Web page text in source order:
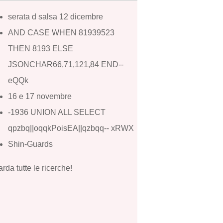
serata d salsa 12 dicembre
AND CASE WHEN 81939523
THEN 8193 ELSE
JSONCHAR66,71,121,84 END--
eQQk
16 e 17 novembre
-1936 UNION ALL SELECT
qpzbq||oqqkPoisEA||qzbqq-- xRWX
Shin-Guards
tutte le ricerche!